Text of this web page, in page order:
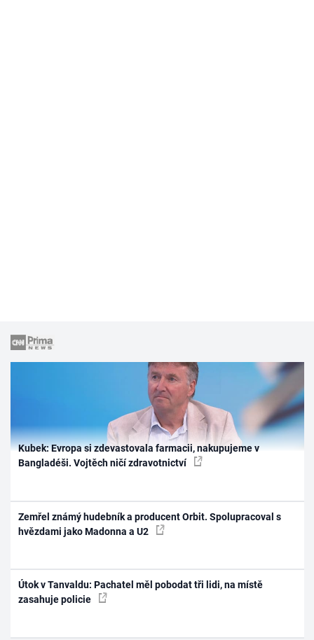
Kubek: Evropa si zdevastovala farmacii, nakupujeme v
Bangladéši. Vojtěch ničí zdravotnictví
Zemřel známý hudebník a producent Orbit. Spolupracoval s
hvězdami jako Madonna a U2
Útok v Tanvaldu: Pachatel měl pobodat tři lidi, na místě
zasahuje policie